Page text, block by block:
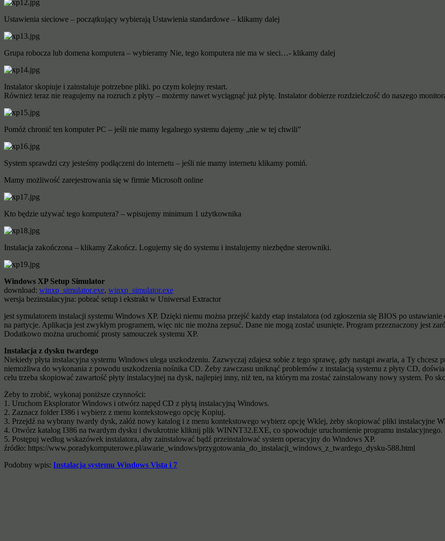
Ustawienia sieciowe – początkujący wybierają Ustawienia standardowe – klikamy dalej
Grupa robocza lub domena komputera – wybieramy Nie, tego komputera nie ma w sieci…- klikamy dalej
Instalator skopiuje i zainstaluje potrzebne pliki. po czym kolejny restart.
Również teraz nie reagujemy na rozruch z płyty – możemy nawet wyciągnąć już płytę. Instalator dobierze rozdzielczość do naszego
Pomóż chronić ten komputer PC – jeśli nie mamy legalnego systemu dajemy „nie w tej chwili”
System sprawdzi czy jesteśmy podłączeni do internetu – jeśli nie mamy internetu klikamy pomiń.
Mamy możliwość zarejestrowania się w firmie Microsoft online
Kto będzie używać tego komputera? – wpisujemy minimum 1 użytkownika
Instalacja zakończona – klikamy Zakończ. Logujemy się do systemu i instalujemy niezbędne sterowniki.
Windows XP Setup Simulator
download: winxp_simulator.exe, winxp_simulator.exe
wersja bezinstalacyjna: pobrać setup i ekstrakt w Uniwersal Extractor
jest symulatorem instalacji systemu Windows XP. Dzięki niemu można przejść każdy etap instalatora (od zgłoszenia się BIOS po
na partycje. Aplikacja jest zwykłym programem, więc nic nie można zepsuć. Dane nie mogą zostać usunięte. Program przeznaczony jest
Dodatkowo można uruchomić prosty samouczek systemu XP.
Instalacja z dysku twardego
Niekiedy płyta instalacyjna systemu Windows ulega uszkodzeniu. Zazwyczaj zdajesz sobie z tego sprawę, gdy nastąpi awaria, a Ty chcesz
niemożliwa do wykonania z powodu uszkodzenia nośnika CD. Żeby zawczasu uniknąć problemów z instalacją systemu z płyty CD,
celu trzeba skopiować zawartość płyty instalacyjnej na dysk, najlepiej inny, niż ten, na którym ma zostać zainstalowany nowy system. Po
Żeby to zrobić, wykonaj poniższe czynności:
1. Uruchom Eksplorator Windows i otwórz napęd CD z płytą instalacyjną Windows.
2. Zaznacz folder I386 i wybierz z menu kontekstowego opcję Kopiuj.
3. Przejdź na wybrany twardy dysk, załóż nowy katalog i z menu kontekstowego wybierz opcję Wklej, żeby skopiować pliki instalacyjne
4. Otwórz katalog I386 na twardym dysku i dwukrotnie kliknij plik WINNT32.EXE, co spowoduje uruchomienie programu instalacyjnego.
5. Postępuj według wskazówek instalatora, aby zainstalować bądź przeinstalować system operacyjny do Windows XP.
źródło: https://www.poradykomputerowe.pl/awarie_windows/przygotowania_do_instalacji_windows_z_twardego_dysku-588.html
Podobny wpis: Instalacja systemu Windows Vista i 7